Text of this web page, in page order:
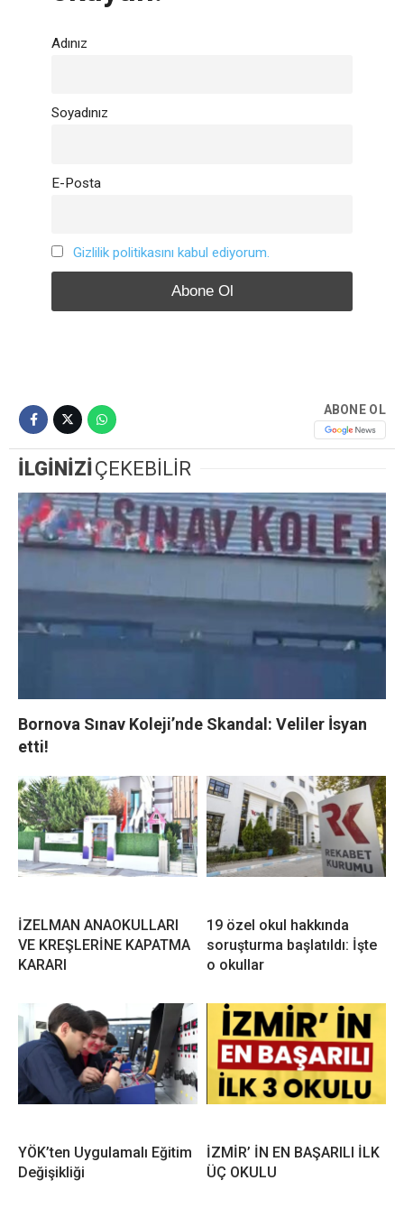
Adınız
Soyadınız
E-Posta
Gizlilik politikasını kabul ediyorum.
ABONE OL
İLGİNİZİÇEKEBİLİR
Bornova Sınav Koleji’nde Skandal: Veliler İsyan
etti!
İZELMAN ANAOKULLARI
VE KREŞLERİNE KAPATMA
KARARI
19 özel okul hakkında
soruşturma başlatıldı: İşte
o okullar
YÖK’ten Uygulamalı Eğitim
Değişikliği
İZMİR’ İN EN BAŞARILI İLK
ÜÇ OKULU